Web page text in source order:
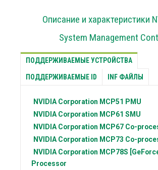
Описание и характеристики
System Management
ПОДДЕРЖИВАЕМЫЕ УСТРОЙСТВА
ПОДДЕРЖИВАЕМЫЕ ID INF ФАЙЛЫ
NVIDIA Corporation MCP51 PMU
NVIDIA Corporation MCP61 SMU
NVIDIA Corporation MCP67 Co-
NVIDIA Corporation MCP73 Co-
NVIDIA Corporation MCP78S
Processor